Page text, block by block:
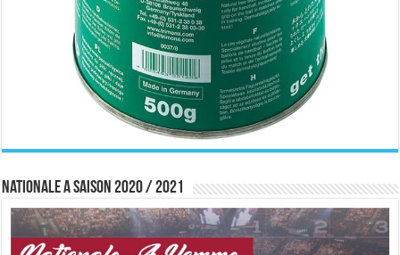
Nationale A saison 2020 / 2021